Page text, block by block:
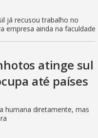
já recusou trabalho no
empresa ainda na faculdade
atinge sul
até países
humana diretamente, mas